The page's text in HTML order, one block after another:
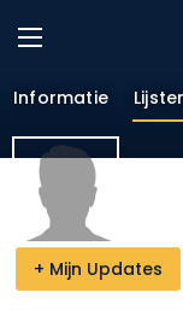
+ Mijn Updates
Informatie